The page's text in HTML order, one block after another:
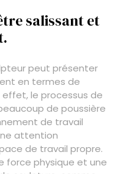
salissant et
peut présenter
en termes de
le processus de
de poussière
de travail
attention
de travail propre.
force physique et une